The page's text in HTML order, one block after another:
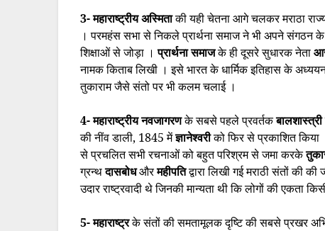
3- महाराष्ट्रीय अस्मिताकी यही चेतना आगे चलकर मराठा
। परमहंस सभा से निकले प्रार्थना समाज ने भी अपने संगठन के
शिक्षाओं से जोड़ा । प्रार्थना समाजके ही दूसरे सुधारक नेता
नामक किताब लिखी । इसे भारत के धार्मिक इतिहास के
तुकाराम जैसे संतो पर भी कलम चलाई ।
4- महाराष्ट्रीय नवजागरणके सबसे पहले प्रवर्तक
की नींव डाली, 1845 मेंज्ञानेश्वरीको फिर से प्रकाशित
से प्रचलित सभी रचनाओं को बहुत परिश्रम से जमा करके
ग्रन्थदासबोधऔरमहीपतिद्वारा लिखी गई मराठी संतों की
उदार राष्ट्रवादी थे जिनकी मान्यता थी कि लोगों की एकता
5- महाराष्ट्रके संतों की समतामूलक दृष्टि की सबसे प्रखर